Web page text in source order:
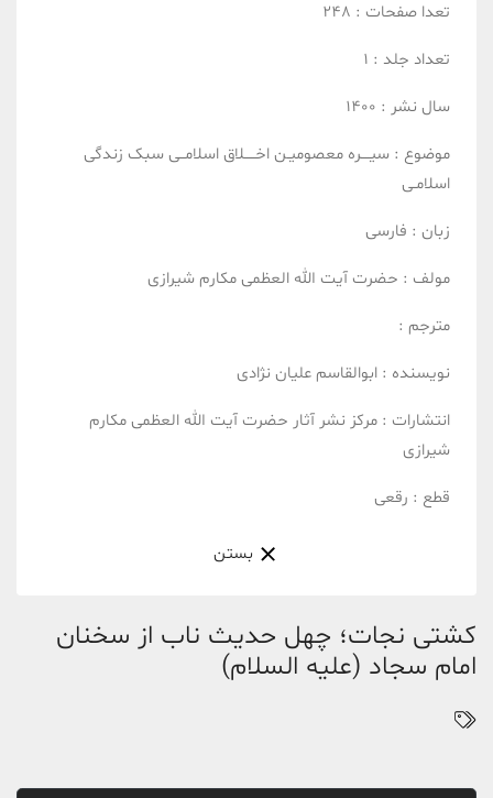
کشتى نجات؛ چهل حدیث ناب از سخنان
امام سجاد (علیه السلام)
تعدا صفحات : 248
تعداد جلد : 1
سال نشر : 1400
موضوع : سیــــره معصومیـن اخـــــلاق اسلامــی سبک زندگی
اسلامـی
زبان : فارسی
مولف : حضرت آیت الله العظمی مکارم شیرازی
مترجم :
نویسنده : ابوالقاسم علیان نژادی
انتشارات : مرکز نشر آثار حضرت آیت الله العظمی مکارم
شیرازی
قطع : رقعی
بستن